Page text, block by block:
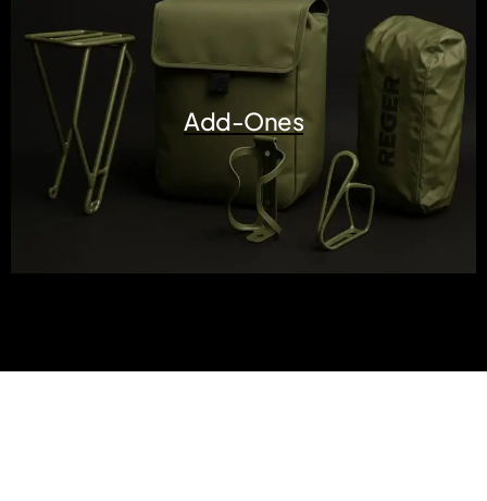
Add-Ones